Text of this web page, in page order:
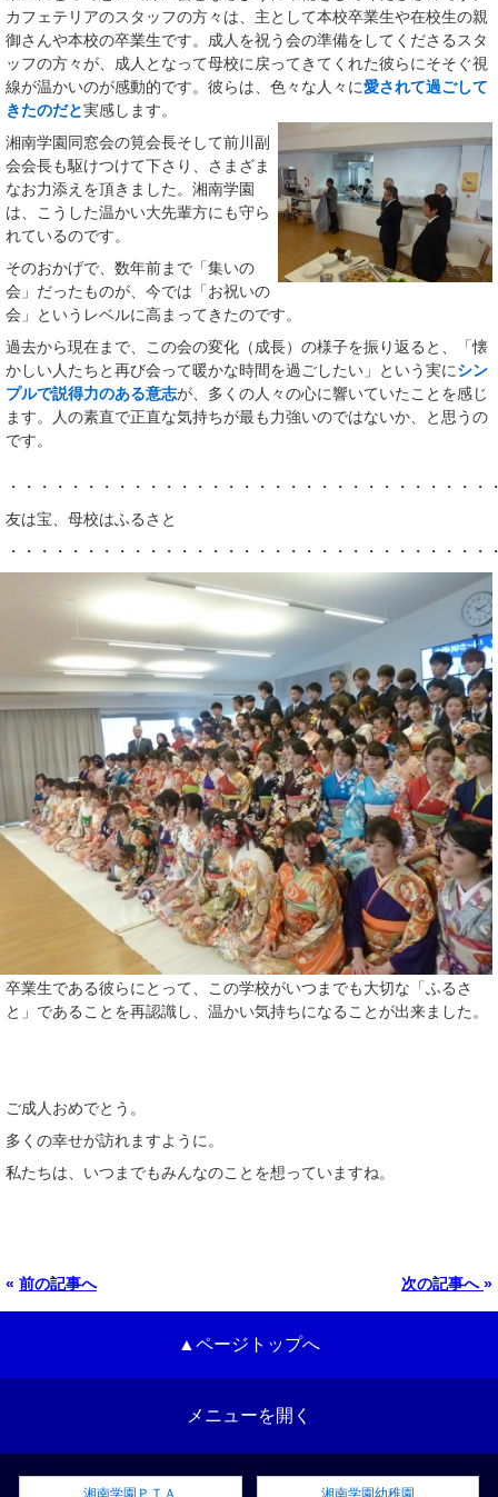
カフェテリアのスタッフの方々は、主として本校卒業生や在校生の親
御さんや本校の卒業生です。成人を祝う会の準備をしてくださるスタ
ッフの方々が、成人となって母校に戻ってきてくれた彼らにそそぐ視
線が温かいのが感動的です。彼らは、色々な人々に愛されて過ごして
きたのだと実感します。
湘南学園同窓会の筧会長そして前川副
会会長も駆けつけて下さり、さまざま
なお力添えを頂きました。湘南学園
は、こうした温かい大先輩方にも守ら
れているのです。
そのおかげで、数年前まで「集いの
会」だったものが、今では「お祝いの
会」というレベルに高まってきたのです。
過去から現在まで、この会の変化（成長）の様子を振り返ると、「懐
かしい人たちと再び会って暖かな時間を過ごしたい」という実にシン
プルで説得力のある意志が、多くの人々の心に響いていたことを感じ
ます。人の素直で正直な気持ちが最も力強いのではないか、と思うの
です。
・・・・・・・・・・・・・・・・・・・・・・・・・・・・・・
友は宝、母校はふるさと
・・・・・・・・・・・・・・・・・・・・・・・・・・・・・・
卒業生である彼らにとって、この学校がいつまでも大切な「ふるさ
と」であることを再認識し、温かい気持ちになることが出来ました。
ご成人おめでとう。
多くの幸せが訪れますように。
私たちは、いつまでもみんなのことを想っていますね。
« 前の記事へ 次の記事へ »
▲ページトップへ
メニューを開く